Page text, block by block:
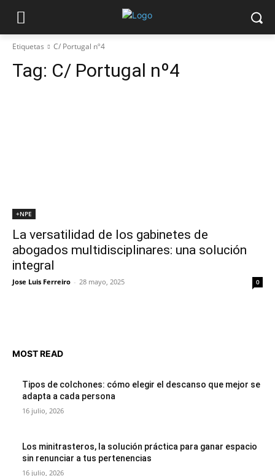
Etiquetas C/ Portugal nº4
Tag: C/ Portugal nº4
+NPE
La versatilidad de los gabinetes de
abogados multidisciplinares: una solución
integral
Jose Luis Ferreiro - 28 mayo, 2025 0
MOST READ
Tipos de colchones: cómo elegir el descanso que mejor se
adapta a cada persona
16 julio, 2026
Los minitrasteros, la solución práctica para ganar espacio
sin renunciar a tus pertenencias
16 julio, 2026